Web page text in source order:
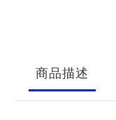
商品描述